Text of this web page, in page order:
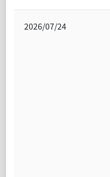
2026/07/24